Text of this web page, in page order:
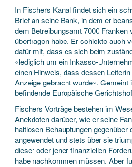
In Fischers Kanal findet sich ein
Brief an seine Bank, in dem er
dem Betreibungsamt 7000 Franken
übertragen habe. Er schickte auch
dafür mit, dass es sich beim
«lediglich um ein Inkasso-
einen Hinweis, dass dessen
Anzeige gebracht wurde». Gemeint
befindende Europäische
Fischers Vorträge bestehen im
Anekdoten darüber, wie er seine
haltlosen Behauptungen gegenüber
angewendet und stets über sie
dieser oder jener finanziellen
habe nachkommen müssen. Aber